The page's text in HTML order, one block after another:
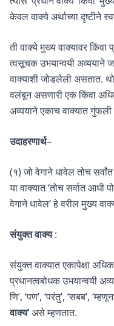
केवल वाक्ये अर्थाच्या दृष्टीने
ती वाक्ये मुख्य वाक्यावर
त्वसूचक उभयान्वयी अव्ययाने
वाक्याशी जोडलेली असतात.
वलंबून असणारी एक किंवा
अव्ययाने एकाच वाक्यात गुंफली
उदाहरणार्थ–
(१) जो वेगाने धावेल तोच
या वाक्यात ‘तोच सर्वात आधी
वेगाने धावेल’ हे वरील मुख्य
संयुक्त वाक्य:
संयुक्त वाक्यात एकापेक्षा
प्रधानत्वबोधक उभयान्वयी
णि’, ‘पण’, ‘परंतु’, ‘सबब’,
वाक्य’असे म्हणतात.